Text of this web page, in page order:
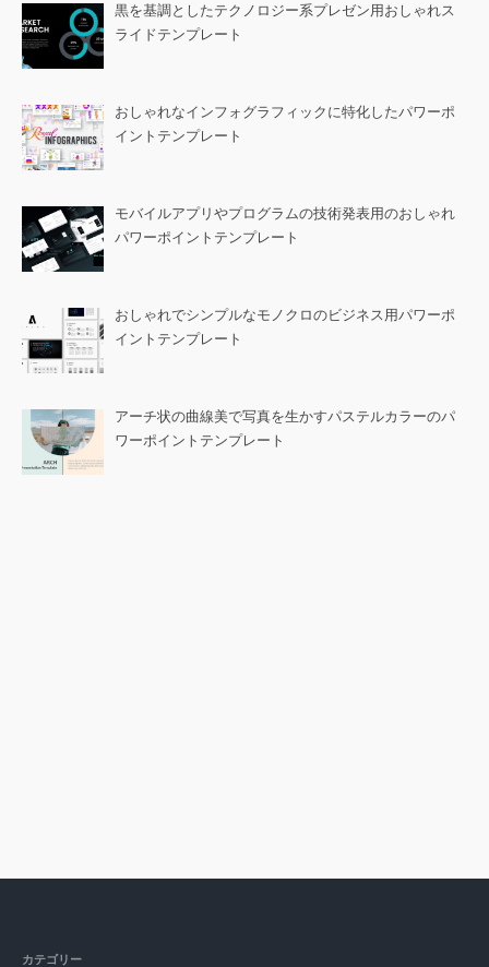
黒を基調としたテクノロジー系プレゼン用おしゃれス
ライドテンプレート
おしゃれなインフォグラフィックに特化したパワーポ
イントテンプレート
モバイルアプリやプログラムの技術発表用のおしゃれ
パワーポイントテンプレート
おしゃれでシンプルなモノクロのビジネス用パワーポ
イントテンプレート
アーチ状の曲線美で写真を生かすパステルカラーのパ
ワーポイントテンプレート
カテゴリー